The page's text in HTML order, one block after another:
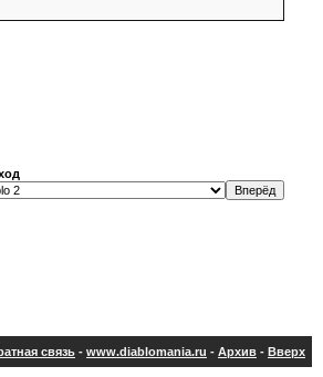
связь - www.diablomania.ru - Архив - Вверх